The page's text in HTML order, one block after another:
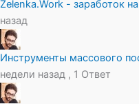
Zelenka.Work - заработок
назад
Инструменты массового
недели назад , 1 Ответ